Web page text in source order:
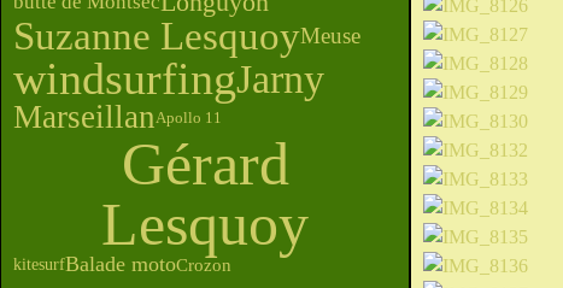
Suzanne LesquoyMeuse
windsurfingJarny
MarseillanApollo 11
Gérard
Lesquoy
kitesurfBalade motoCrozon